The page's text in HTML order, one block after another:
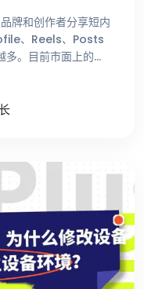
牌和创作者分享短内
、Reels、Posts
多。目前市面上的